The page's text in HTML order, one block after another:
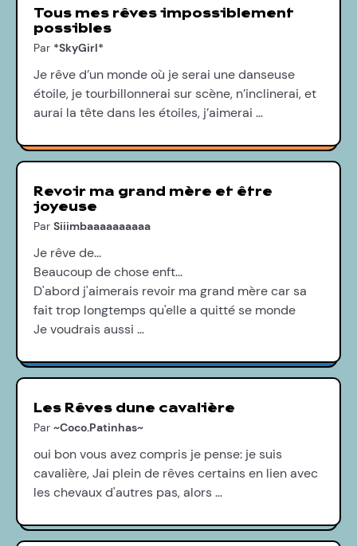
Tous mes rêves impossiblement
possibles
Par *SkyGirl*
Je rêve d’un monde où je serai une danseuse
étoile, je tourbillonnerai sur scène, n’inclinerai, et
aurai la tête dans les étoiles, j’aimerai …
Revoir ma grand mère et être
joyeuse
Par Siiimbaaaaaaaaaa
Je rêve de...
Beaucoup de chose enft...
D'abord j'aimerais revoir ma grand mère car sa
fait trop longtemps qu'elle a quitté se monde
Je voudrais aussi …
Les Rêves dune cavalière
Par ~Coco.Patinhas~
oui bon vous avez compris je pense: je suis
cavalière, Jai plein de rêves certains en lien avec
les chevaux d'autres pas, alors …